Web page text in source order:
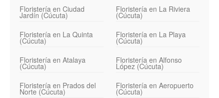
Floristería en Ciudad
Jardín (Cúcuta)
Floristería en La Riviera
(Cúcuta)
Floristería en La Quinta
(Cúcuta)
Floristería en La Playa
(Cúcuta)
Floristería en Atalaya
(Cúcuta)
Floristería en Alfonso
López (Cúcuta)
Floristería en Prados del
Norte (Cúcuta)
Floristería en Aeropuerto
(Cúcuta)